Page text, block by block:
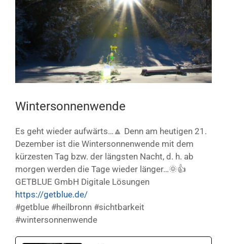
Bild
Wintersonnenwende
Es geht wieder aufwärts…🔼 Denn am heutigen 21.
Dezember ist die Wintersonnenwende mit dem
kürzesten Tag bzw. der längsten Nacht, d. h. ab
morgen werden die Tage wieder länger…🌞👍
GETBLUE GmbH Digitale Lösungen
https://getblue.de/
#getblue #heilbronn #sichtbarkeit
#wintersonnenwende